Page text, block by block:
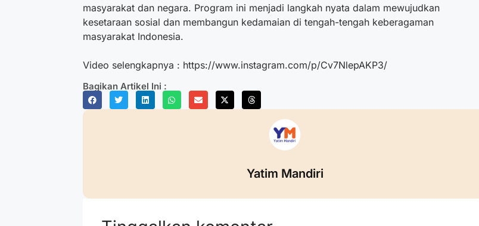
masyarakat dan negara. Program ini menjadi langkah nyata dalam mewujudkan
kesetaraan sosial dan membangun kedamaian di tengah-tengah keberagaman
masyarakat Indonesia.
Video selengkapnya : https://www.instagram.com/p/Cv7NlepAKP3/
Bagikan Artikel Ini :
Yatim Mandiri